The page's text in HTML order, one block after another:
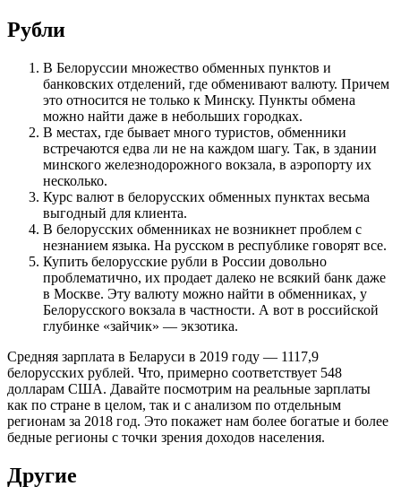
Рубли
В Белоруссии множество обменных пунктов и
банковских отделений, где обменивают валюту. Причем
это относится не только к Минску. Пункты обмена
можно найти даже в небольших городках.
В местах, где бывает много туристов, обменники
встречаются едва ли не на каждом шагу. Так, в здании
минского железнодорожного вокзала, в аэропорту их
несколько.
Курс валют в белорусских обменных пунктах весьма
выгодный для клиента.
В белорусских обменниках не возникнет проблем с
незнанием языка. На русском в республике говорят все.
Купить белорусские рубли в России довольно
проблематично, их продает далеко не всякий банк даже
в Москве. Эту валюту можно найти в обменниках, у
Белорусского вокзала в частности. А вот в российской
глубинке «зайчик» — экзотика.
Средняя зарплата в Беларуси в 2019 году — 1117,9
белорусских рублей. Что, примерно соответствует 548
долларам США. Давайте посмотрим на реальные зарплаты
как по стране в целом, так и с анализом по отдельным
регионам за 2018 год. Это покажет нам более богатые и более
бедные регионы с точки зрения доходов населения.
Другие